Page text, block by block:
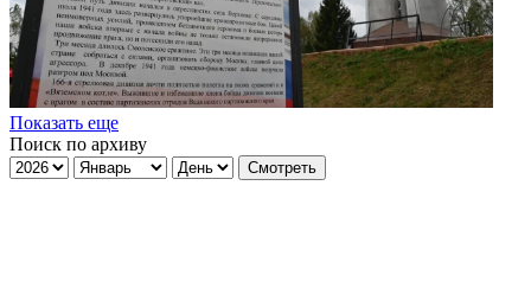
Показать еще
Поиск по архиву
Смотреть